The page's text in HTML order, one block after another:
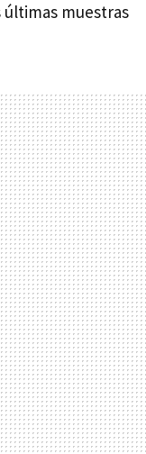
últimas muestras